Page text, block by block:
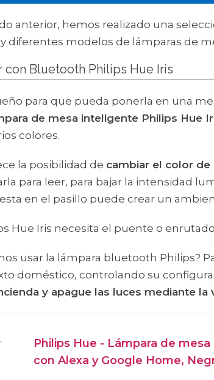
anterior, hemos realizado una
diferentes modelos de lámparas de
con Bluetooth Philips Hue Iris
para que pueda ponerla en una
de mesa inteligente Philips Hue
colores.
la posibilidad de cambiar el color de
para leer, para bajar la intensidad
en el pasillo puede crear un
Hue Iris necesita el puente o
usar la lámpara bluetooth Philips?
doméstico, controlando su
y apague las luces mediante la
Philips Hue - Lámpara de
con Alexa y Google Home,